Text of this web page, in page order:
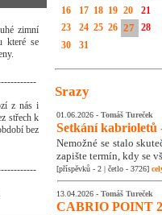
zimní
které se
z nás i
střech k
bez
16
17 18 19 20
21
23
24 25 26 27 28
30
31
Srazy
01.06.2026 - Tomáš Tureček
Setkání kabrioletů
Nemožné se stalo
zapište termín, kdy se
[příspěvků - 2 | četlo - 3726]
13.04.2026 - Tomáš Tureček
CABRIO POINT